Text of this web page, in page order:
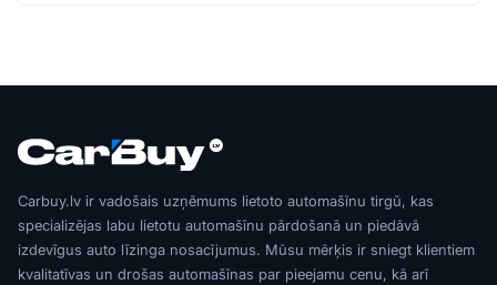
Carbuy.lv ir vadošais uzņēmums lietoto automašīnu tirgū, kas
specializējas labu lietotu automašīnu pārdošanā un piedāvā
izdevīgus auto līzinga nosacījumus. Mūsu mērķis ir sniegt klientiem
kvalitatīvas un drošas automašīnas par pieejamu cenu, kā arī